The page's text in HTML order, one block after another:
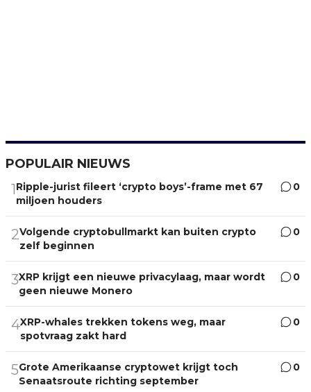
POPULAIR NIEUWS
1Ripple-jurist fileert ‘crypto boys’-frame met 67
miljoen houders
0
2Volgende cryptobullmarkt kan buiten crypto
zelf beginnen
0
3XRP krijgt een nieuwe privacylaag, maar wordt
geen nieuwe Monero
0
4XRP-whales trekken tokens weg, maar
spotvraag zakt hard
0
5Grote Amerikaanse cryptowet krijgt toch
Senaatsroute richting september
0